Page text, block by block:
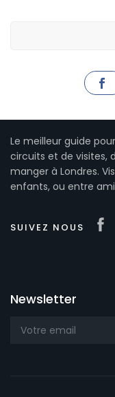
Le meilleur guide
circuits et de visites,
manger à Londres.
enfants, ou entre
SUIVEZ NOUS
Newsletter